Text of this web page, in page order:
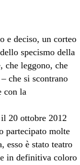
e deciso, un corteo
specismo della
che leggono, che
che si scontrano
con la
20 ottobre 2012
partecipato molte
esso è stato teatro
in definitiva coloro